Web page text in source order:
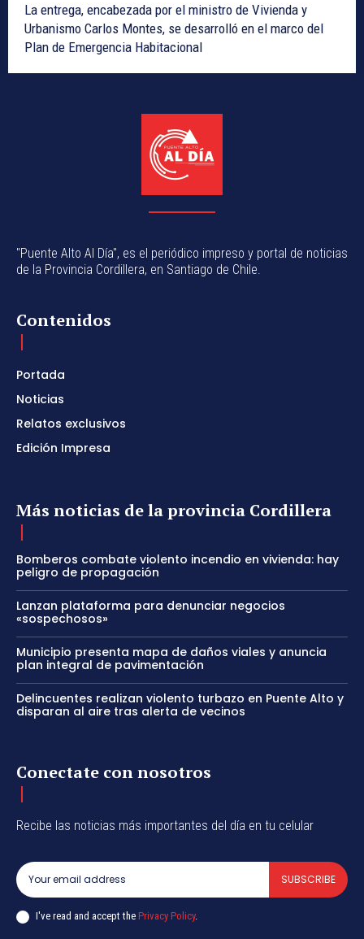
La entrega, encabezada por el ministro de Vivienda y
Urbanismo Carlos Montes, se desarrolló en el marco del
Plan de Emergencia Habitacional
"Puente Alto Al Día", es el periódico impreso y portal de noticias
de la Provincia Cordillera, en Santiago de Chile.
Contenidos
Portada
Noticias
Relatos exclusivos
Edición Impresa
Más noticias de la provincia Cordillera
Bomberos combate violento incendio en vivienda: hay
peligro de propagación
Lanzan plataforma para denunciar negocios
«sospechosos»
Municipio presenta mapa de daños viales y anuncia
plan integral de pavimentación
Delincuentes realizan violento turbazo en Puente Alto y
disparan al aire tras alerta de vecinos
Conectate con nosotros
Recibe las noticias más importantes del día en tu celular
SUBSCRIBE
I've read and accept the Privacy Policy.